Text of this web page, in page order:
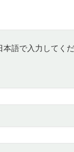
本語で入力してく